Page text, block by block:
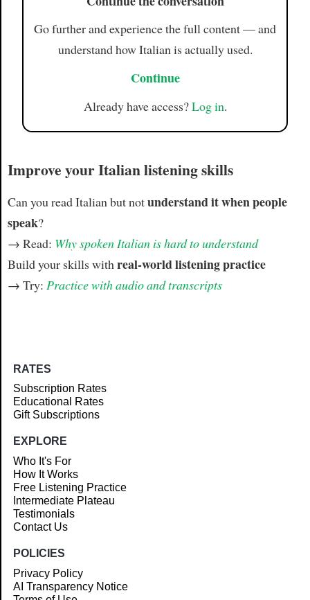
Go further and experience the full content — and
understand how Italian is actually used.
Continue
Already have access?Log in.
Improve your Italian listening skills
Can you read Italian but notunderstand it when people
speak?
→ Read: Why spoken Italian is hard to understand
Build your skills withreal-world listening practice
→ Try: Practice with audio and transcripts
RATES
Subscription Rates
Educational Rates
Gift Subscriptions
EXPLORE
Who It's For
How It Works
Free Listening Practice
Intermediate Plateau
Testimonials
Contact Us
POLICIES
Privacy Policy
AI Transparency Notice